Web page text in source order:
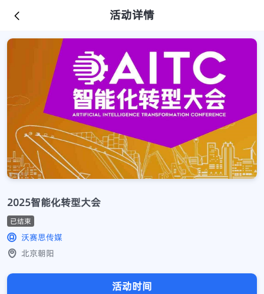
活动详情
2025智能化转型大会
已结束
沃赛思传媒
北京朝阳
活动时间